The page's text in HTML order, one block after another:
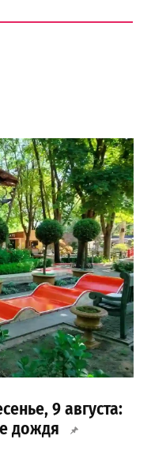
9 августа:
дождя